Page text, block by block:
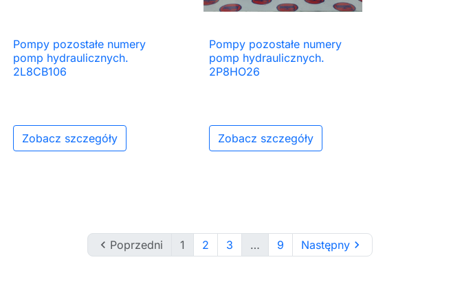
 Szybki podgląd
Pompy pozostałe numery
pomp hydraulicznych.
2L8CB106
Zobacz szczegóły
 Szybki podgląd
Pompy pozostałe numery
pomp hydraulicznych.
2P8HO26
Zobacz szczegóły
 Poprzedni 1 2 3 … 9 Następny